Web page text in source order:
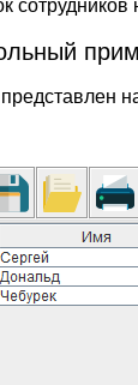
сотрудников